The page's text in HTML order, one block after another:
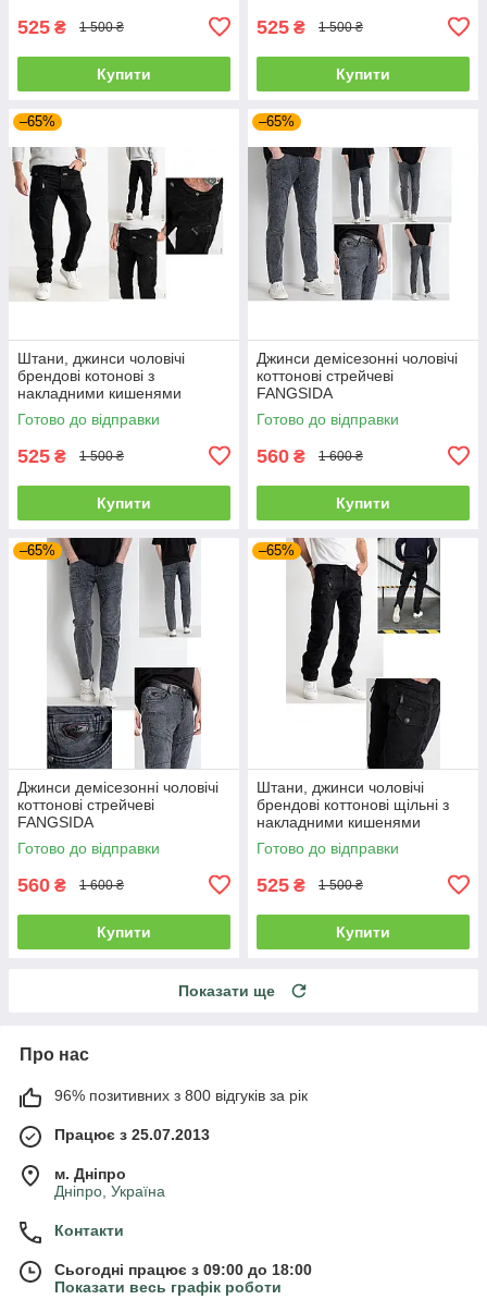
525 ₴ 1 500 ₴
Купити
525 ₴ 1 500 ₴
Купити
–65%
Штани, джинси чоловічі
брендові котонові з
накладними кишенями
"карго" MIGACH, Туреччина
Готово до відправки
525 ₴ 1 500 ₴
Купити
–65%
Джинси демісезонні чоловічі
коттонові стрейчеві
FANGSIDA
Готово до відправки
560 ₴ 1 600 ₴
Купити
–65%
Джинси демісезонні чоловічі
коттонові стрейчеві
FANGSIDA
Готово до відправки
560 ₴ 1 600 ₴
Купити
–65%
Штани, джинси чоловічі
брендові коттонові щільні з
накладними кишенями
"карго" MIGACH, Туреччина
Готово до відправки
525 ₴ 1 500 ₴
Купити
Показати ще
Про нас
96% позитивних з 800 відгуків за рік
Працює з 25.07.2013
м. Дніпро
Дніпро, Україна
Контакти
Сьогодні працює з 09:00 до 18:00
Показати весь графік роботи